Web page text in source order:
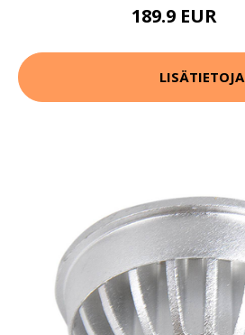
189.9 EUR
LISÄTIETOJA